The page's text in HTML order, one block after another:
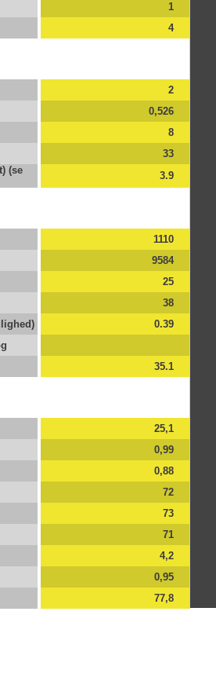
1
4
2
0,526
8
33
(se
3.9
1110
9584
25
38
0.39
35.1
25,1
0,99
0,88
72
73
71
4,2
0,95
77,8